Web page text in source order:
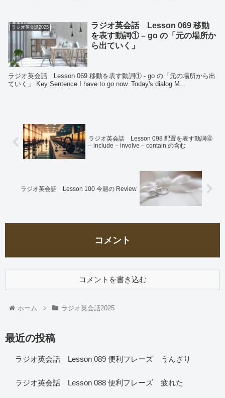
ラジオ英会話2025
ラジオ英会話 Lesson 069 移動
を表す動詞① – go の「元の場所か
ら出ていく」
ラジオ英会話 Lesson 069 移動を表す動詞① - go の「元の場所から出
ていく」 Key Sentence I have to go now. Today's dialog M...
ラジオ英会話 Lesson 098 配置を表す動詞④
– include – involve – contain の含む
ラジオ英会話 Lesson 100 今週の Review
コメント
コメントを書き込む
ホーム ラジオ英会話2025
最近の投稿
ラジオ英会話 Lesson 089 便利フレーズ うんざり
ラジオ英会話 Lesson 088 便利フレーズ 疲れた